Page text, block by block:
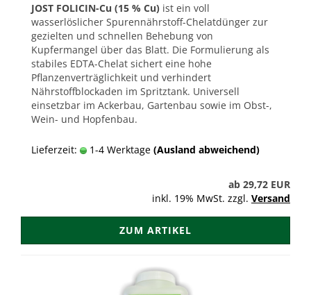
JOST FOLICIN-Cu (15 % Cu) ist ein voll
wasserlöslicher Spurennährstoff-Chelatdünger zur
gezielten und schnellen Behebung von
Kupfermangel über das Blatt. Die Formulierung als
stabiles EDTA-Chelat sichert eine hohe
Pflanzenverträglichkeit und verhindert
Nährstoffblockaden im Spritztank. Universell
einsetzbar im Ackerbau, Gartenbau sowie im Obst-,
Wein- und Hopfenbau.
Lieferzeit: 1-4 Werktage (Ausland abweichend)
ab 29,72 EUR
inkl. 19% MwSt. zzgl. Versand
ZUM ARTIKEL